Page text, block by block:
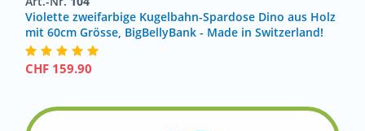
Violette zweifarbige Kugelbahn-Spardose Dino aus Holz
mit 60cm Grösse, BigBellyBank - Made in Switzerland!
CHF 159.90